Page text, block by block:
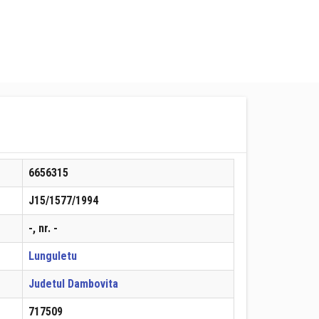
6656315
J15/1577/1994
-, nr. -
Lunguletu
Judetul Dambovita
717509